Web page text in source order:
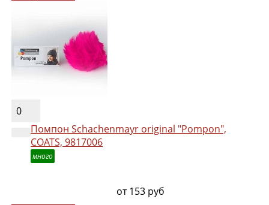
0
Помпон Schachenmayr original "Pompon",
COATS, 9817006
много
от 153 руб